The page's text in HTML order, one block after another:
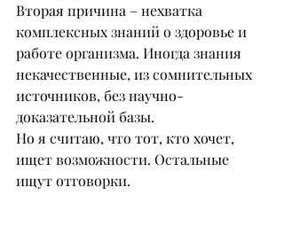
Вторая причина – нехватка
комплексных знаний о здоровье и
работе организма. Иногда знания
некачественные, из сомнительных
источников, без научно-
доказательной базы.
Но я считаю, что тот, кто хочет,
ищет возможности. Остальные
ищут отговорки.